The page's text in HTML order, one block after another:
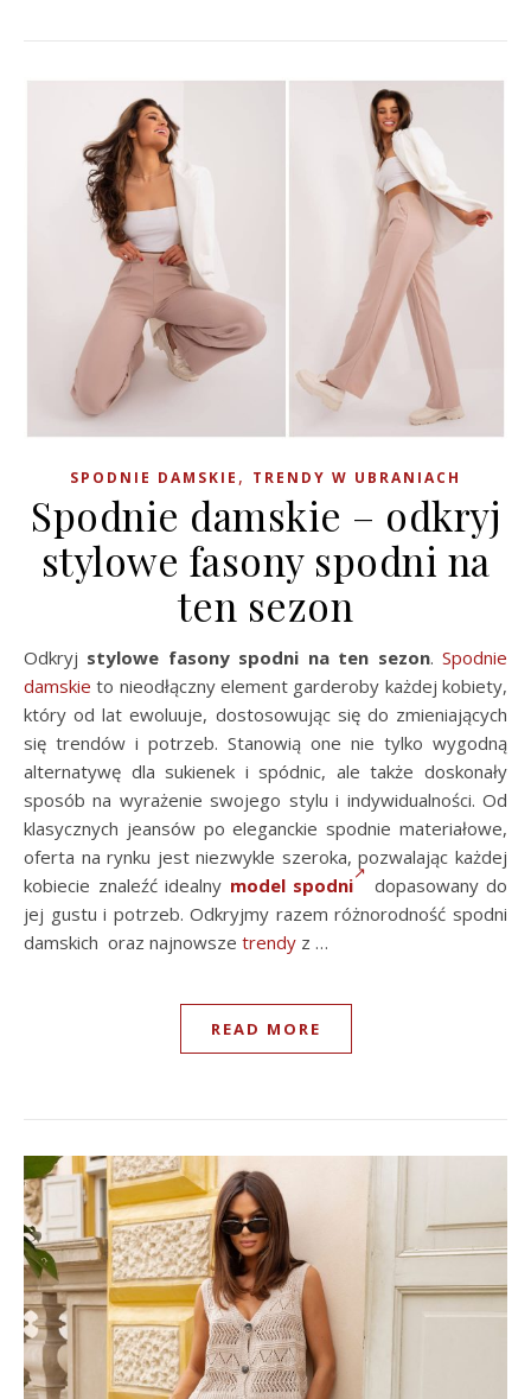
SPODNIE DAMSKIE , TRENDY W UBRANIACH
Spodnie damskie – odkryj
stylowe fasony spodni na
ten sezon
Odkryj stylowe fasony spodni na ten sezon.Spodnie
damskie to nieodłączny element garderoby każdej kobiety,
który od lat ewoluuje, dostosowując się do zmieniających
się trendów i potrzeb. Stanowią one nie tylko wygodną
alternatywę dla sukienek i spódnic, ale także doskonały
sposób na wyrażenie swojego stylu i indywidualności. Od
klasycznych jeansów po eleganckie spodnie materiałowe,
oferta na rynku jest niezwykle szeroka, pozwalając każdej
kobiecie znaleźć idealny model spodni
dopasowany do
jej gustu i potrzeb. Odkryjmy razem różnorodność spodni
damskich oraz najnowsze trendy z …
READ MORE